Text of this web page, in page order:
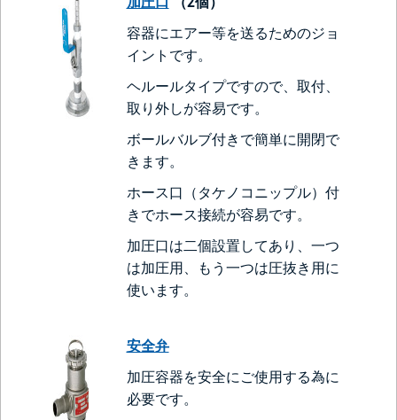
容器にエアー等を送るためのジョ
イントです。
ヘルールタイプですので、取付、
取り外しが容易です。
ボールバルブ付きで簡単に開閉で
きます。
ホース口（タケノコニップル）付
きでホース接続が容易です。
加圧口は二個設置してあり、一つ
は加圧用、もう一つは圧抜き用に
使います。
安全弁
加圧容器を安全にご使用する為に
必要です。